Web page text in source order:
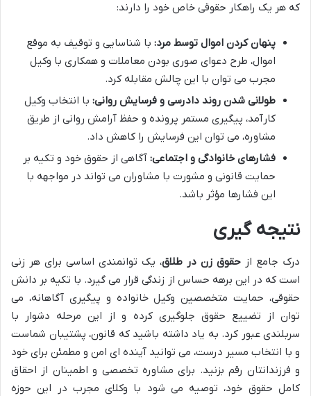
که هر یک راهکار حقوقی خاص خود را دارند:
پنهان کردن اموال توسط مرد: با شناسایی و توقیف به موقع
اموال، طرح دعوای صوری بودن معاملات و همکاری با وکیل
مجرب می توان با این چالش مقابله کرد.
طولانی شدن روند دادرسی و فرسایش روانی: با انتخاب وکیل
کارآمد، پیگیری مستمر پرونده و حفظ آرامش روانی از طریق
مشاوره، می توان این فرسایش را کاهش داد.
فشارهای خانوادگی و اجتماعی: آگاهی از حقوق خود و تکیه بر
حمایت قانونی و مشورت با مشاوران می تواند در مواجهه با
این فشارها مؤثر باشد.
نتیجه گیری
درک جامع از حقوق زن در طلاق، یک توانمندی اساسی برای هر زنی
است که در این برهه حساس از زندگی قرار می گیرد. با تکیه بر دانش
حقوقی، حمایت متخصصین وکیل خانواده و پیگیری آگاهانه، می
توان از تضییع حقوق جلوگیری کرده و از این مرحله دشوار با
سربلندی عبور کرد. به یاد داشته باشید که قانون، پشتیبان شماست
و با انتخاب مسیر درست، می توانید آینده ای امن و مطمئن برای خود
و فرزندانتان رقم بزنید. برای مشاوره تخصصی و اطمینان از احقاق
کامل حقوق خود، توصیه می شود با وکلای مجرب در این حوزه